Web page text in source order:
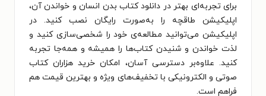
برای تجربه‌ای بهتر در دانلود کتاب بدن انسان و خواندن آن،
اپلیکیشن طاقچه را به‌صورت رایگان نصب کنید. در
اپلیکیشن می‌توانید مطالعه‌ی خود را شخصی‌سازی کنید و
لذت خواندن و شنیدن کتاب‌ها را همیشه و همه‌جا تجربه
کنید. علاوه‌بر دسترسی آسان، امکان خرید هزاران کتاب
صوتی و الکترونیکی با تخفیف‌های ویژه و بهترین قیمت هم
فراهم است.